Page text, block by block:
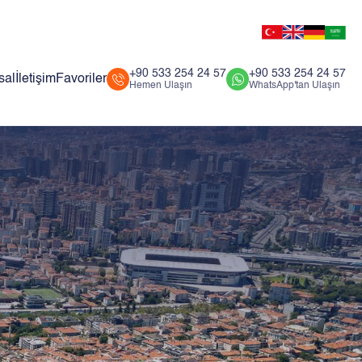
İletişimFavoriler +90 533 254 24 57
Hemen Ulaşın
+90 533 254 24 57
WhatsApp'tan Ulaşın